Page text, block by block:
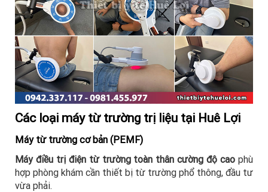
Các loại máy từ trường trị liệu tại Huê Lợi
Máy từ trường cơ bản (PEMF)
Máy điều trị điện từ trường toàn thân cường độ cao phù
hợp phòng khám cần thiết bị từ trường phổ thông, đầu tư
vừa phải.